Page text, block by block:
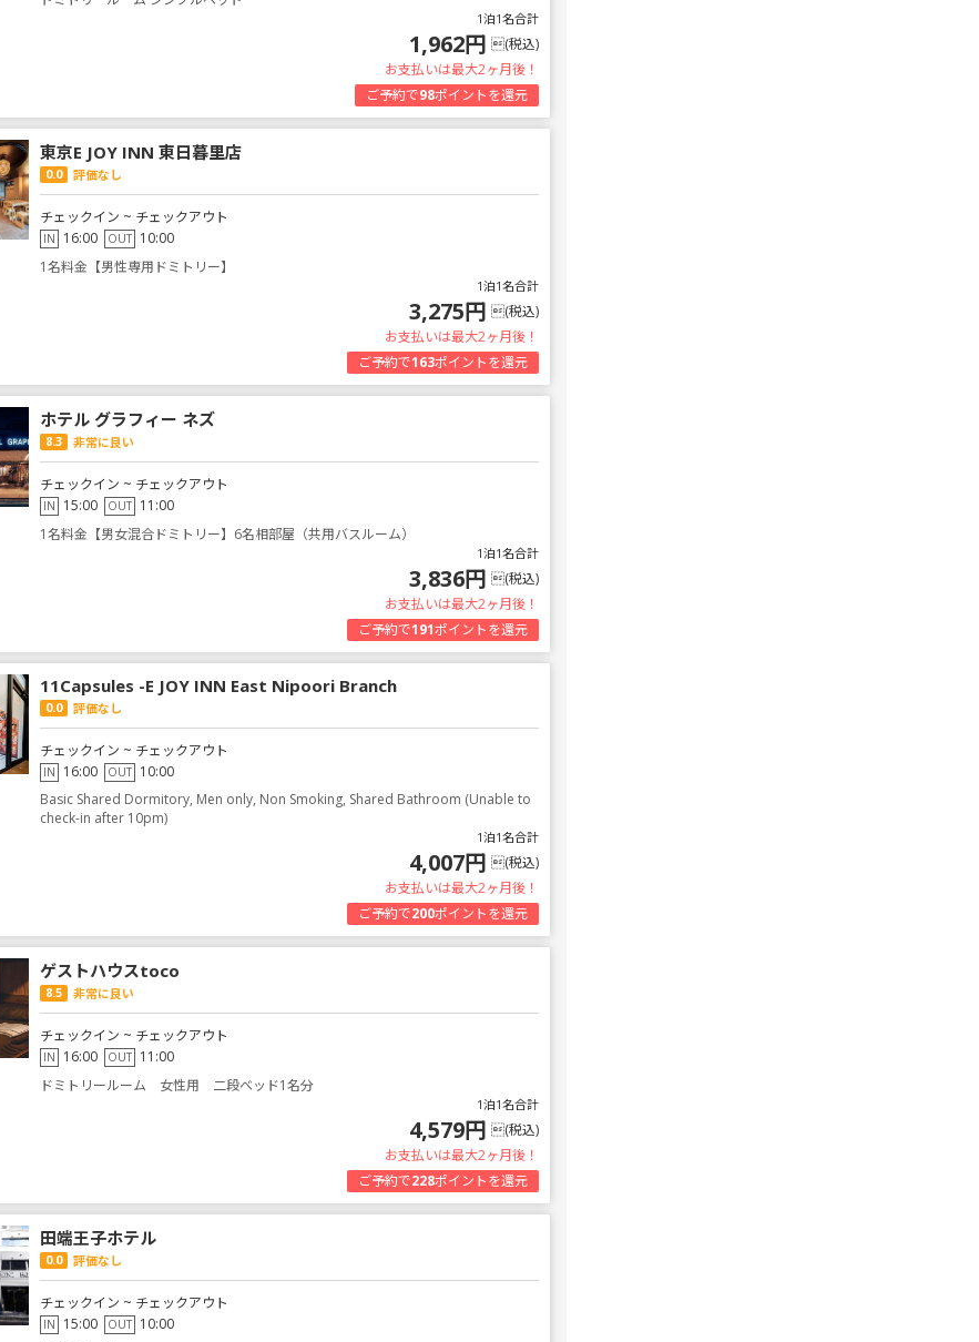
1泊1名合計
1,962円 (税込)
お支払いは最大2ヶ月後！
ご予約で98ポイントを還元
東京E JOY INN 東日暮里店
0.0 評価なし
チェックイン ~ チェックアウト
IN 16:00 OUT 10:00
1名料金【男性専用ドミトリー】
1泊1名合計
3,275円 (税込)
お支払いは最大2ヶ月後！
ご予約で163ポイントを還元
ホテル グラフィー ネズ
8.3 非常に良い
チェックイン ~ チェックアウト
IN 15:00 OUT 11:00
1名料金【男女混合ドミトリー】6名相部屋（共用バスルーム）
1泊1名合計
3,836円 (税込)
お支払いは最大2ヶ月後！
ご予約で191ポイントを還元
11Capsules -E JOY INN East Nipoori Branch
0.0 評価なし
チェックイン ~ チェックアウト
IN 16:00 OUT 10:00
Basic Shared Dormitory, Men only, Non Smoking, Shared Bathroom (Unable to
check-in after 10pm)
1泊1名合計
4,007円 (税込)
お支払いは最大2ヶ月後！
ご予約で200ポイントを還元
ゲストハウスtoco
8.5 非常に良い
チェックイン ~ チェックアウト
IN 16:00 OUT 11:00
ドミトリールーム 女性用 二段ベッド1名分
1泊1名合計
4,579円 (税込)
お支払いは最大2ヶ月後！
ご予約で228ポイントを還元
田端王子ホテル
0.0 評価なし
チェックイン ~ チェックアウト
IN 15:00 OUT 10:00